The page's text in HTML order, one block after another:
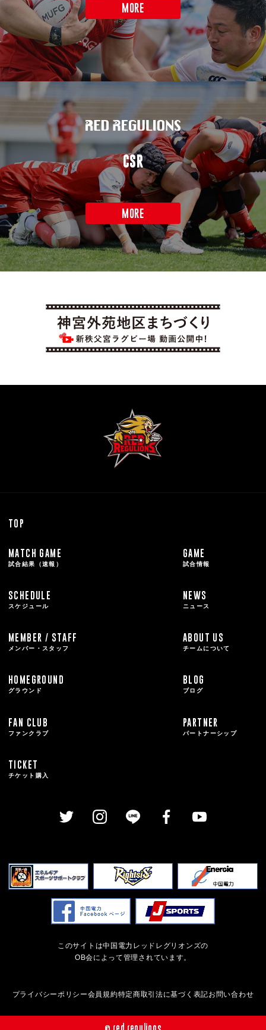
MORE
CSR
MORE
TOP
MATCH GAME
試合結果（速報）
GAME
試合情報
SCHEDULE
スケジュール
NEWS
ニュース
MEMBER / STAFF
メンバー・スタッフ
ABOUT US
チームについて
HOMEGROUND
グラウンド
BLOG
ブログ
FAN CLUB
ファンクラブ
PARTNER
パートナーシップ
TICKET
チケット購入
このサイトは中国電力レッドレグリオンズの
OB会によって管理されています。
プライバシーポリシー会員規約特定商取引法に基づく表記お問い合わせ